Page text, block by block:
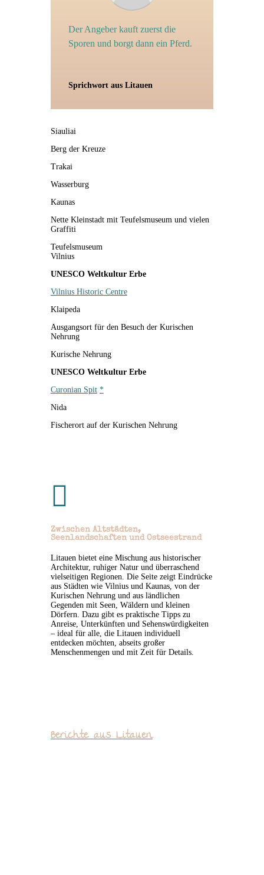
Der Angeber kauft zuerst die
Sporen und borgt dann ein Pferd.
Sprichwort aus Litauen
Siauliai
Berg der Kreuze
Trakai
Wasserburg
Kaunas
Nette Kleinstadt mit Teufelsmuseum und vielen
Graffiti
Teufelsmuseum
Vilnius
UNESCO Weltkultur Erbe
Vilnius Historic Centre
Klaipeda
Ausgangsort für den Besuch der Kurischen
Nehrung
Kurische Nehrung
UNESCO Weltkultur Erbe
Curonian Spit *
Nida
Fischerort auf der Kurischen Nehrung

Zwischen Altstädten,
Seenlandschaften und Ostseestrand
Litauen bietet eine Mischung aus historischer
Architektur, ruhiger Natur und überraschend
vielseitigen Regionen. Die Seite zeigt Eindrücke
aus Städten wie Vilnius und Kaunas, von der
Kurischen Nehrung und aus ländlichen
Gegenden mit Seen, Wäldern und kleinen
Dörfern. Dazu gibt es praktische Tipps zu
Anreise, Unterkünften und Sehenswürdigkeiten
– ideal für alle, die Litauen individuell
entdecken möchten, abseits großer
Menschenmengen und mit Zeit für Details.
Berichte aus Litauen